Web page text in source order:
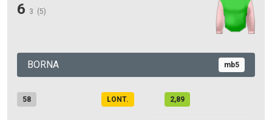
6 3 (5)
BORNA mb5
58 LONT. 2,89